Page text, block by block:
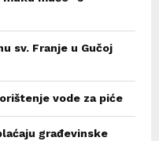
sv. Franje u Gučoj
vode za piće
građevinske